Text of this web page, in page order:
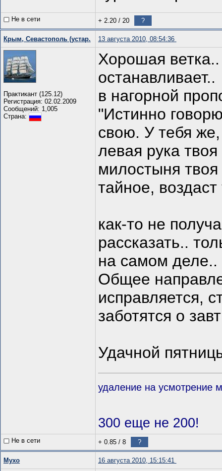
Не в сети + 2.20 / 20 ?
Крым, Севастополь (устар. 13 августа 2010, 08:54:36
Практикант (125.12)
Регистрация: 02.02.2009
Сообщений: 1,005
Страна:
Хорошая ветка..
останавливает..
в нагорной
"Истинно
свою. У тебя
левая рука
милостыня
тайное,
как-то не
рассказать..
на самом деле..
Общее
исправляется,
заботятся о
Удачной
удаление на усмотрение
300 еще не 200!
Не в сети + 0.85 / 8 ?
Мухо 16 августа 2010, 15:15:41